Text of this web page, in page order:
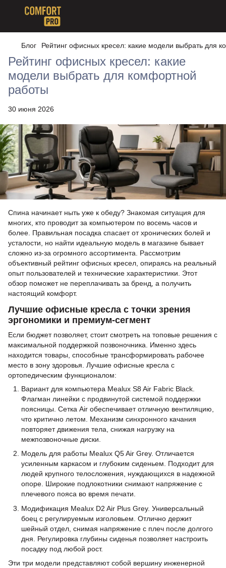
Блог Рейтинг офисных кресел: какие модели выбрать для
Рейтинг офисных кресел: какие
модели выбрать для комфортной
работы
30 июня 2026
Спина начинает ныть уже к обеду? Знакомая ситуация для
многих, кто проводит за компьютером по восемь часов и
более. Правильная посадка спасает от хронических болей и
усталости, но найти идеальную модель в магазине бывает
сложно из-за огромного ассортимента. Рассмотрим
объективный рейтинг офисных кресел, опираясь на реальный
опыт пользователей и технические характеристики. Этот
обзор поможет не переплачивать за бренд, а получить
настоящий комфорт.
Лучшие офисные кресла с точки зрения
эргономики и премиум-сегмент
Если бюджет позволяет, стоит смотреть на топовые решения с
максимальной поддержкой позвоночника. Именно здесь
находится товары, способные трансформировать рабочее
место в зону здоровья. Лучшие офисные кресла с
ортопедическим функционалом:
Вариант для компьютера Mealux S8 Air Fabric Black.
Флагман линейки с продвинутой системой поддержки
поясницы. Сетка Air обеспечивает отличную вентиляцию,
что критично летом. Механизм синхронного качания
повторяет движения тела, снижая нагрузку на
межпозвоночные диски.
Модель для работы Mealux Q5 Air Grey. Отличается
усиленным каркасом и глубоким сиденьем. Подходит для
людей крупного телосложения, нуждающихся в надежной
опоре. Широкие подлокотники снимают напряжение с
плечевого пояса во время печати.
Модификация Mealux D2 Air Plus Grey. Универсальный
боец с регулируемым изголовьем. Отлично держит
шейный отдел, снимая напряжение с плеч после долгого
дня. Регулировка глубины сиденья позволяет настроить
посадку под любой рост.
Эти три модели представляют собой вершину инженерной